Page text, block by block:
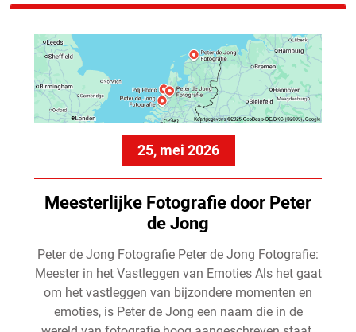
25, mei 2026
Meesterlijke Fotografie door Peter
de Jong
Peter de Jong Fotografie Peter de Jong Fotografie:
Meester in het Vastleggen van Emoties Als het gaat
om het vastleggen van bijzondere momenten en
emoties, is Peter de Jong een naam die in de